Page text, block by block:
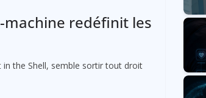
redéfinit les
the Shell, semble sortir tout droit